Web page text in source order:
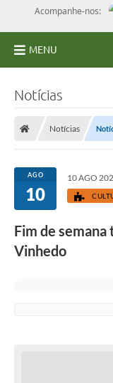
Acompanhe-nos:
MENU
Licitações
Transparência
Concursos e
Notícias
Notícias
AGO
10
10 AGO
Fim de semana
Vinhedo